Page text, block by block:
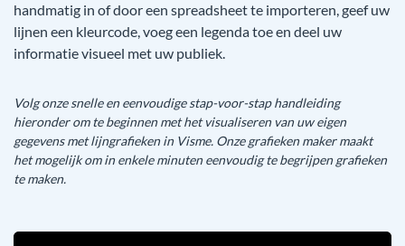
handmatig in of door een spreadsheet te importeren, geef uw
lijnen een kleurcode, voeg een legenda toe en deel uw
informatie visueel met uw publiek.
Volg onze snelle en eenvoudige stap-voor-stap handleiding
hieronder om te beginnen met het visualiseren van uw eigen
gegevens met lijngrafieken in Visme. Onze grafieken maker maakt
het mogelijk om in enkele minuten eenvoudig te begrijpen grafieken
te maken.